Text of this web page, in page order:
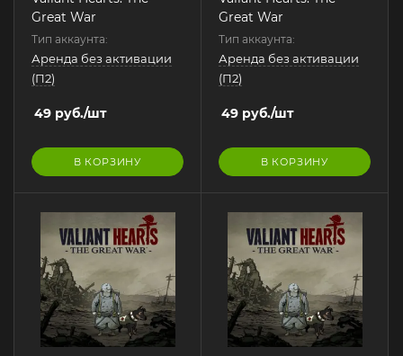
Great War
Тип аккаунта:
Аренда без активации
(П2)
49 руб./шт
В КОРЗИНУ
Great War
Тип аккаунта:
Аренда без активации
(П2)
49 руб./шт
В КОРЗИНУ